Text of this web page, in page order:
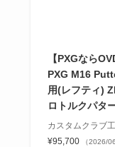
【PXGなら
PXG M16
用(レフティ)
ロトルクパタ
カスタムクラブ
¥95,700
（2026/